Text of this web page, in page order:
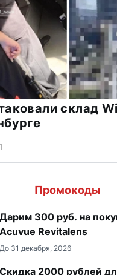
склад
1
Промокоды
Дарим 300 руб. на
Acuvue Revitalens
До 31 декабря, 2026
​Скидка 2000 рублей